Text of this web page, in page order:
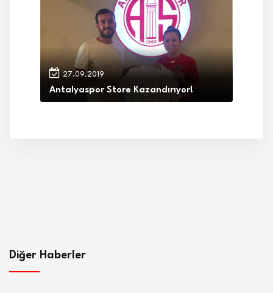
27.09.2019
Antalyaspor Store Kazandırıyor!
Diğer Haberler